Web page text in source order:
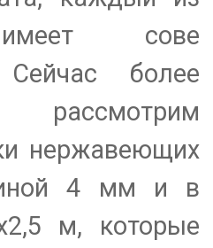
сове
Сейчас более
нержавеющих
4 мм и в
м, которые